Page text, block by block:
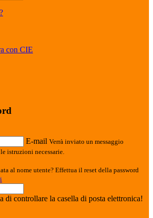
con CIE
E-mail Verrà inviato un messaggio
istruzioni necessarie.
al nome utente? Effettua il reset della password
di controllare la casella di posta elettronica!